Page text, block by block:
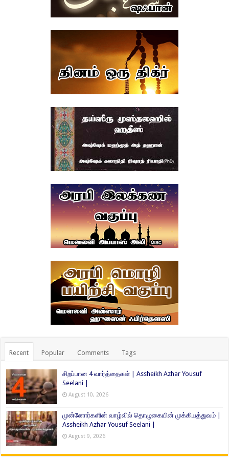
Recent Popular Comments Tags
சிறப்பான 4 வார்த்தைகள் | Assheikh Azhar Yousuf
Seelani |
August 10, 2026
முன்னோர்களின் வாழ்வில் தொழுகையின் முக்கியத்துவம் |
Assheikh Azhar Yousuf Seelani |
August 9, 2026